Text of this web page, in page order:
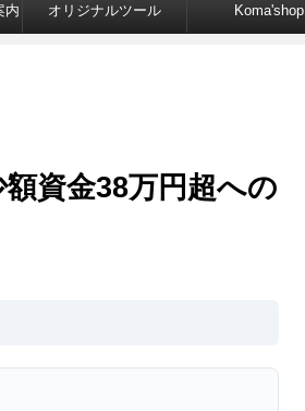
内 オリジナルツール Koma'shop
資金38万円超への